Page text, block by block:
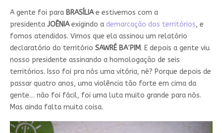
A gente foi para BRASÍLIAe estivemos com a
presidenta JOÊNIAexigindo a demarcação dos territórios, e
fomos atendidos. Vimos que ela assinou um relatório
declaratório do território SAWRÉ BA’PIM. E depois a gente viu
nosso presidente assinando a homologação de seis
territórios. Isso foi pra nós uma vitória, né? Porque depois de
passar quatro anos, uma violência tão forte em cima da
gente… não foi fácil, foi uma luta muito grande para nós.
Mas ainda falta muita coisa.